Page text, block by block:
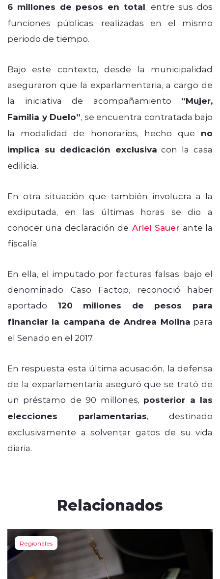
6 millones de pesos en total, entre sus dos
funciones públicas, realizadas en el mismo
periodo de tiempo.
Bajo este contexto, desde la municipalidad
aseguraron que la exparlamentaria, a cargo de
la iniciativa de acompañamiento “Mujer,
Familia y Duelo”, se encuentra contratada bajo
la modalidad de honorarios, hecho que no
implica su dedicación exclusiva con la casa
edilicia.
En otra situación que también involucra a la
exdiputada, en las últimas horas se dio a
conocer una declaración de Ariel Sauer ante la
fiscalía.
En ella, el imputado por facturas falsas, bajo el
denominado Caso Factop, reconoció haber
aportado 120 millones de pesos para
financiar la campaña de Andrea Molina para
el Senado en el 2017.
En respuesta esta última acusación, la defensa
de la exparlamentaria aseguró que se trató de
un préstamo de 90 millones, posterior a las
elecciones parlamentarias, destinado
exclusivamente a solventar gatos de su vida
diaria.
Relacionados
Regionales